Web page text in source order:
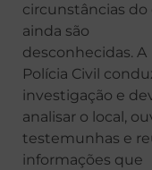
circunstâncias do
ainda são
desconhecidas. A
Polícia Civil
investigação e
analisar o local,
testemunhas e
informações que